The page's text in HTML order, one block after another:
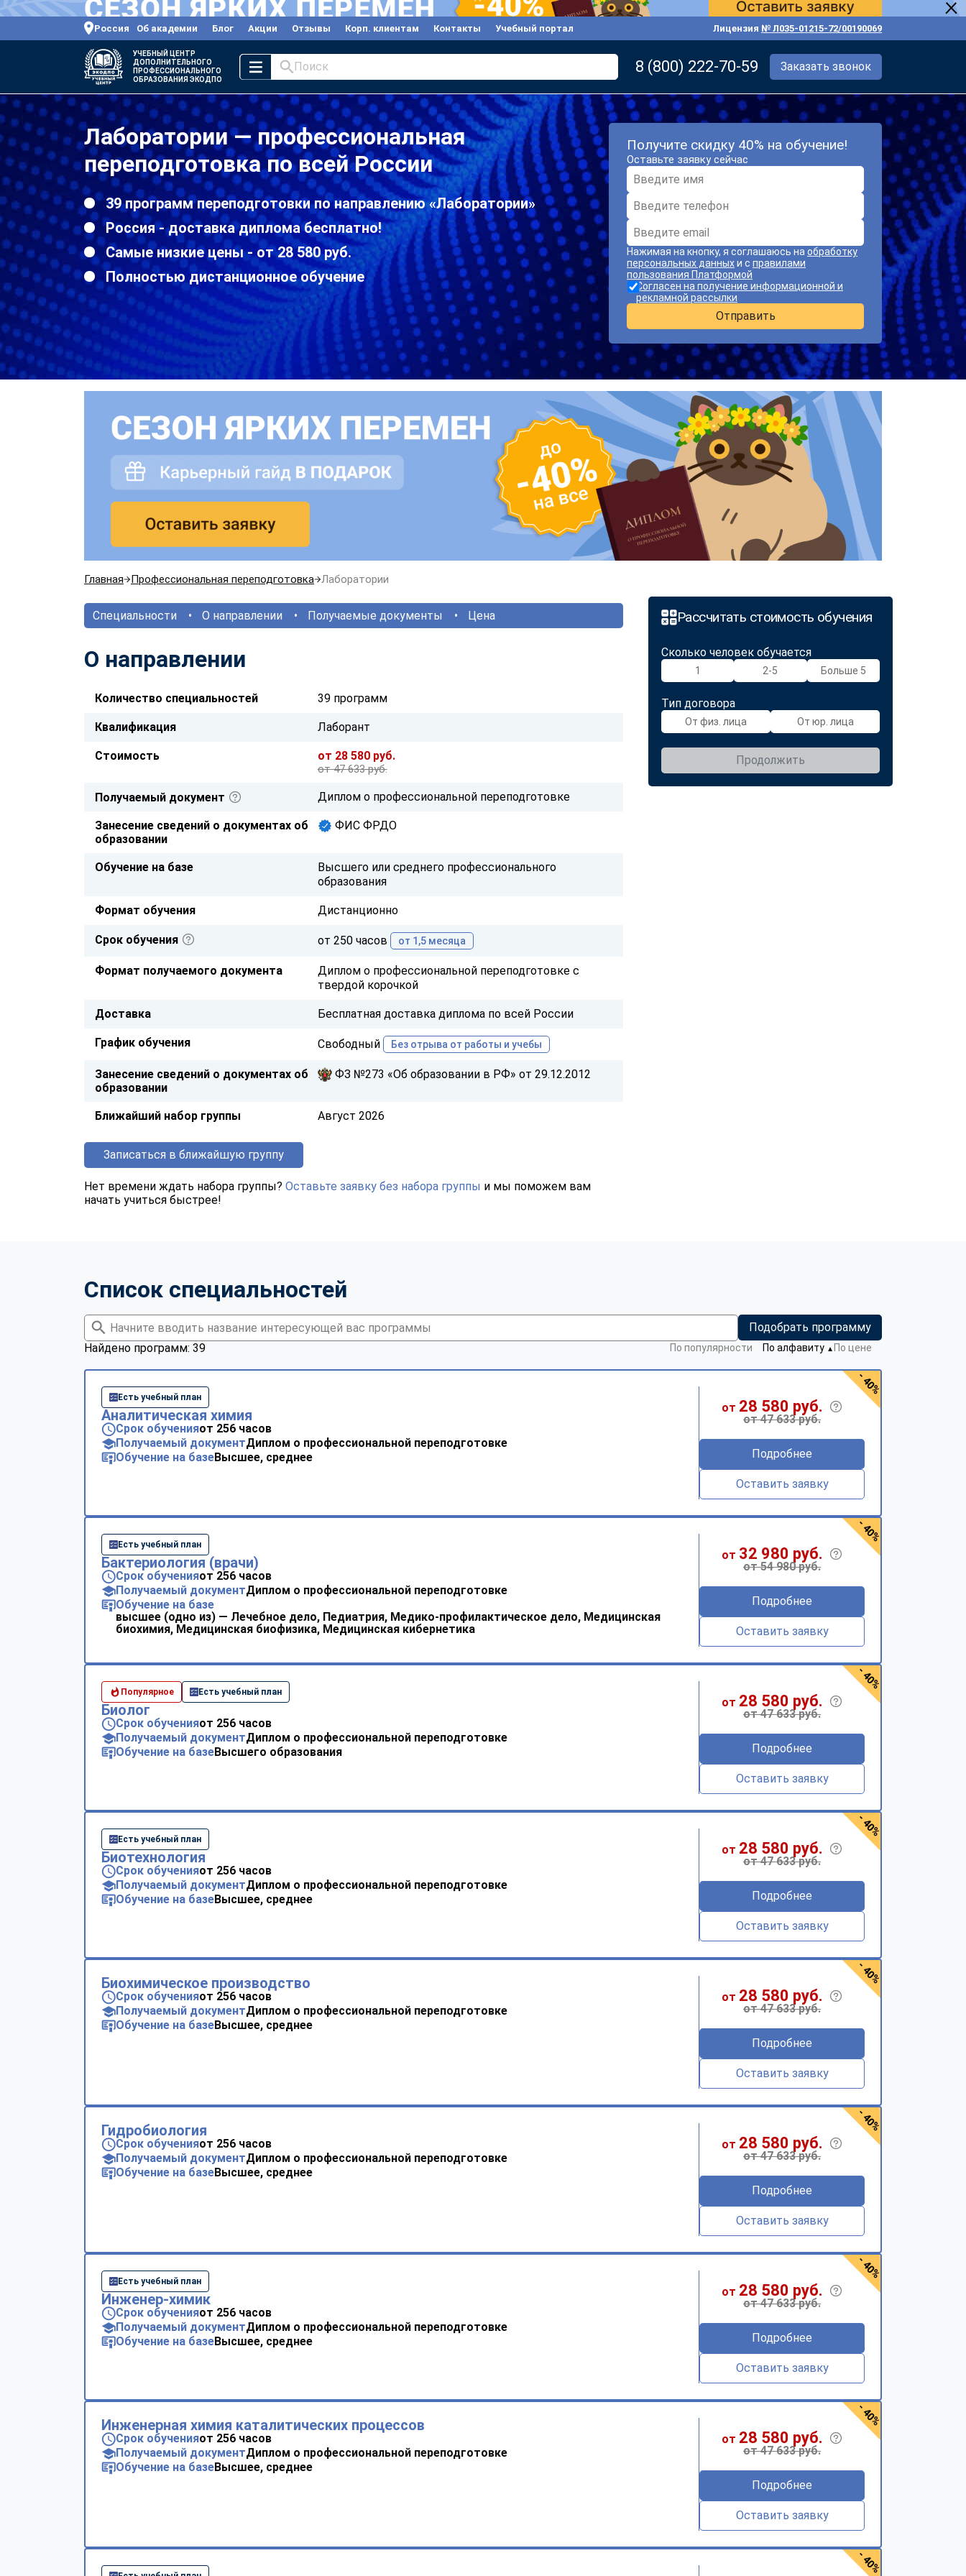
Россия Об академии Блог Акции Отзывы Корп. клиентам Контакты Учебный портал Лицензия № Л035-01215-72/00190069
УЧЕБНЫЙ ЦЕНТР
ДОПОЛНИТЕЛЬНОГО
ПРОФЕССИОНАЛЬНОГО
ОБРАЗОВАНИЯ ЭКОДПО
Поиск 8 (800) 222-70-59 Заказать звонок
Лаборатории — профессиональная
переподготовка по всей России
39 программ переподготовки по направлению «Лаборатории»
Россия - доставка диплома бесплатно!
Самые низкие цены - от 28 580 руб.
Полностью дистанционное обучение
Получите скидку 40% на обучение!
Оставьте заявку сейчас
Нажимая на кнопку, я соглашаюсь на обработку
персональных данныхи с правилами
пользования Платформой
Согласен на получение информационной и
рекламной рассылки
Отправить
Главная Профессиональная переподготовка Лаборатории
Рассчитать стоимость обучения
Сколько человек обучается
1 2-5 Больше 5
Тип договора
От физ. лица От юр. лица
Продолжить
Специальности О направлении Получаемые документы Цена
О направлении
Количество специальностей 39 программ
Квалификация Лаборант
Стоимость от 28 580 руб.
от 47 633 руб.
Получаемый документ Диплом о профессиональной переподготовке
Занесение сведений о документах об
образовании
ФИС ФРДО
Обучение на базе
Высшего или среднего профессионального
образования
Формат обучения Дистанционно
Срок обучения от 250 часов от 1,5 месяца
Формат получаемого документа
Диплом о профессиональной переподготовке с
твердой корочкой
Доставка Бесплатная доставка диплома по всей России
График обучения Свободный Без отрыва от работы и учебы
Занесение сведений о документах об
образовании
ФЗ №273 «Об образовании в РФ» от 29.12.2012
Ближайший набор группы Август 2026
Записаться в ближайшую группу
Нет времени ждать набора группы? Оставьте заявку без набора группы и мы поможем вам
начать учиться быстрее!
Список специальностей
Подобрать программу
Найдено программ: 39
По популярности По алфавиту ▼ По цене
Есть учебный план
Аналитическая химия
Срок обученияот 256 часов
Получаемый документДиплом о профессиональной переподготовке
Обучение на базеВысшее, среднее
от 28 580 руб.
от 47 633 руб.
Подробнее
Оставить заявку
- 40%
Есть учебный план
Бактериология (врачи)
Срок обученияот 256 часов
Получаемый документДиплом о профессиональной переподготовке
Обучение на базе
высшее (одно из) — Лечебное дело, Педиатрия, Медико-профилактическое дело, Медицинская
биохимия, Медицинская биофизика, Медицинская кибернетика
от 32 980 руб.
от 54 980 руб.
Подробнее
Оставить заявку
- 40%
Популярное Есть учебный план
Биолог
Срок обученияот 256 часов
Получаемый документДиплом о профессиональной переподготовке
Обучение на базеВысшего образования
от 28 580 руб.
от 47 633 руб.
Подробнее
Оставить заявку
- 40%
Есть учебный план
Биотехнология
Срок обученияот 256 часов
Получаемый документДиплом о профессиональной переподготовке
Обучение на базеВысшее, среднее
от 28 580 руб.
от 47 633 руб.
Подробнее
Оставить заявку
- 40%
Биохимическое производство
Срок обученияот 256 часов
Получаемый документДиплом о профессиональной переподготовке
Обучение на базеВысшее, среднее
от 28 580 руб.
от 47 633 руб.
Подробнее
Оставить заявку
- 40%
Гидробиология
Срок обученияот 256 часов
Получаемый документДиплом о профессиональной переподготовке
Обучение на базеВысшее, среднее
от 28 580 руб.
от 47 633 руб.
Подробнее
Оставить заявку
- 40%
Есть учебный план
Инженер-химик
Срок обученияот 256 часов
Получаемый документДиплом о профессиональной переподготовке
Обучение на базеВысшее, среднее
от 28 580 руб.
от 47 633 руб.
Подробнее
Оставить заявку
- 40%
Инженерная химия каталитических процессов
Срок обученияот 256 часов
Получаемый документДиплом о профессиональной переподготовке
Обучение на базеВысшее, среднее
от 28 580 руб.
от 47 633 руб.
Подробнее
Оставить заявку
- 40%
- 40%